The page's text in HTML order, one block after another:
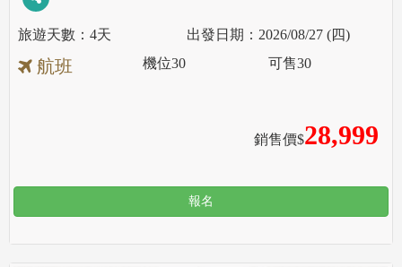
4天 2026/08/27 (四)
航班
銷售價$28,999
機位30 可售30
報名